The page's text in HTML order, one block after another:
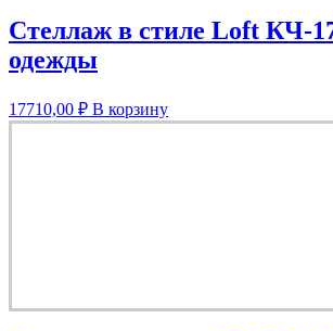
Стеллаж в стиле Loft КЧ-
одежды
17710,00 ₽ В корзину